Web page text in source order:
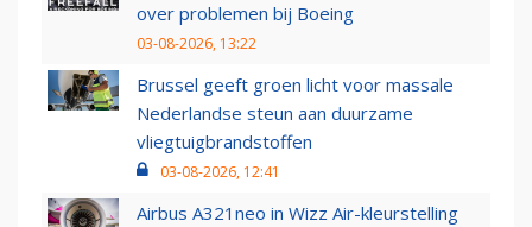
over problemen bij Boeing
03-08-2026, 13:22
Brussel geeft groen licht voor massale
Nederlandse steun aan duurzame
vliegtuigbrandstoffen
03-08-2026, 12:41
Airbus A321neo in Wizz Air-kleurstelling